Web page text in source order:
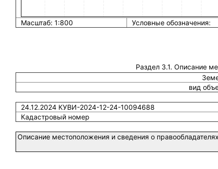
Масштаб: 1:800 Условные обозначения:
Раздел 3.1. Описание
вид
24.12.2024 КУВИ-2024-12-24-10094688
Кадастровый номер
Описание местоположения и сведения о